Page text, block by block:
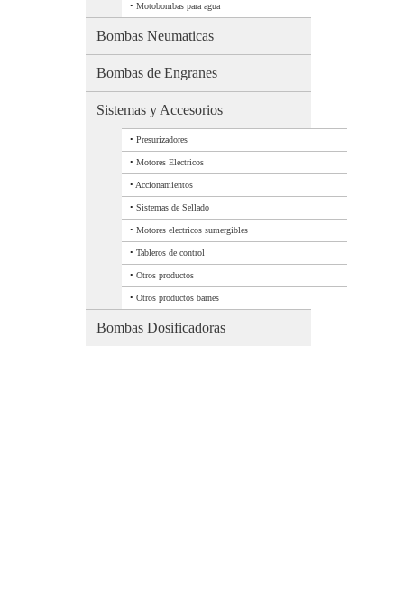
• Motobombas para agua
Bombas Neumaticas
Bombas de Engranes
Sistemas y Accesorios
• Presurizadores
• Motores Electricos
• Accionamientos
• Sistemas de Sellado
• Motores electricos sumergibles
• Tableros de control
• Otros productos
• Otros productos barnes
Bombas Dosificadoras